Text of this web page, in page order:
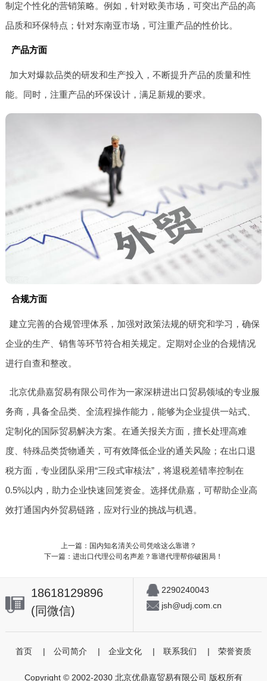
制定个性化的营销策略。例如，针对欧美市场，可突出产品的高
品质和环保特点；针对东南亚市场，可注重产品的性价比。
产品方面
加大对爆款品类的研发和生产投入，不断提升产品的质量和性
能。同时，注重产品的环保设计，满足新规的要求。
合规方面
建立完善的合规管理体系，加强对政策法规的研究和学习，确保
企业的生产、销售等环节符合相关规定。定期对企业的合规情况
进行自查和整改。
北京优鼎嘉贸易有限公司作为一家深耕进出口贸易领域的专业服
务商，具备全品类、全流程操作能力，能够为企业提供一站式、
定制化的国际贸易解决方案。在通关报关方面，擅长处理高难
度、特殊品类货物通关，可有效降低企业的通关风险；在出口退
税方面，专业团队采用“三段式审核法”，将退税差错率控制在
0.5%以内，助力企业快速回笼资金。选择优鼎嘉，可帮助企业高
效打通国内外贸易链路，应对行业的挑战与机遇。
上一篇：国内知名清关公司凭啥这么靠谱？
下一篇：进出口代理公司名声差？靠谱代理帮你破困局！
18618129896
(同微信)
2290240043
jsh@udj.com.cn
首页 | 公司简介 | 企业文化 | 联系我们 | 荣誉资质
Copyright © 2002-2030 北京优鼎嘉贸易有限公司 版权所有